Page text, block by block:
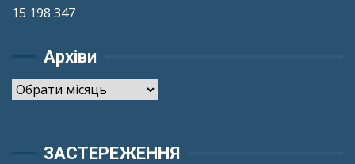
15 198 347
Архіви
Архіви
ЗАСТЕРЕЖЕННЯ